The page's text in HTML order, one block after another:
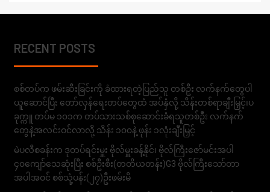
RECENT POSTS
စစ်တပ်က ဖမ်းဆီးခြင်းကို ခံထားရတဲ့ပြည်သူ တစ်ဦး လက်နက်တွေပါ
ယူဆောင်ပြီး တော်လှန်ရေးတပ်တွေထံ အပ်နှံလို့ သိန်းတစ်ရာချီးမြှင့်၊ပ
ခုက္ကူ တပ်မ ၁၀၁က တပ်သားသစ်စုဆောင်းခံရသူတစ်ဦး လက်နက်
တွေနဲ့အလင်းဝင်လာလို့ သိန်း ၁၀၀နဲ့ ဖုန်း ၁လုံးချီးမြှင့်
မဲပလီစခန်းက ဒုတပ်ရင်းမှူး ဗိုလ်မှူးခန့်နိုင်၊ ဗိုလ်ကြီးဇော်မင်းအပါ
၄၀ကျော်သေဆုံးပြီး စစ်ဦးစီး(တတိယတန်း)G3 ဗိုလ်ကြီးသော်တာ
အပါအဝင် စစ်သုံ့ပန်း(၂၇)ဦးဖမ်းမိ